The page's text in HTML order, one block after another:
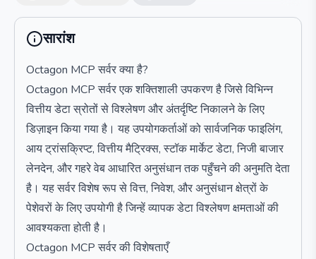
सारांश
Octagon MCP सर्वर क्या है?
Octagon MCP सर्वर एक शक्तिशाली उपकरण है जिसे विभिन्न
वित्तीय डेटा स्रोतों से विश्लेषण और अंतर्दृष्टि निकालने के लिए
डिज़ाइन किया गया है। यह उपयोगकर्ताओं को सार्वजनिक फाइलिंग,
आय ट्रांसक्रिप्ट, वित्तीय मैट्रिक्स, स्टॉक मार्केट डेटा, निजी बाजार
लेनदेन, और गहरे वेब आधारित अनुसंधान तक पहुँचने की अनुमति देता
है। यह सर्वर विशेष रूप से वित्त, निवेश, और अनुसंधान क्षेत्रों के
पेशेवरों के लिए उपयोगी है जिन्हें व्यापक डेटा विश्लेषण क्षमताओं की
आवश्यकता होती है।
Octagon MCP सर्वर की विशेषताएँ